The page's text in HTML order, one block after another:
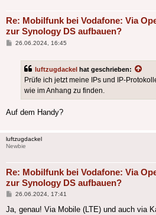
Re: Mobilfunk bei Vodafone: Via
zur Synology DS aufbauen?
Beitrag
26.06.2024, 16:45
luftzugdackel hat geschrieben:
Prüfe ich jetzt meine IPs und IP-
wie im Anhang zu finden.
Auf dem Handy?
luftzugdackel
Newbie
Re: Mobilfunk bei Vodafone: Via
zur Synology DS aufbauen?
Beitrag
26.06.2024, 17:41
Ja, genau! Via Mobile (LTE) und auch via